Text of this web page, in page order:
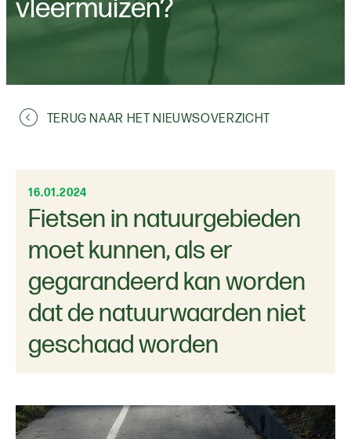
vleermuizen?
TERUG NAAR HET NIEUWSOVERZICHT
16.01.2024
Fietsen in natuurgebieden
moet kunnen, als er
gegarandeerd kan worden
dat de natuurwaarden niet
geschaad worden